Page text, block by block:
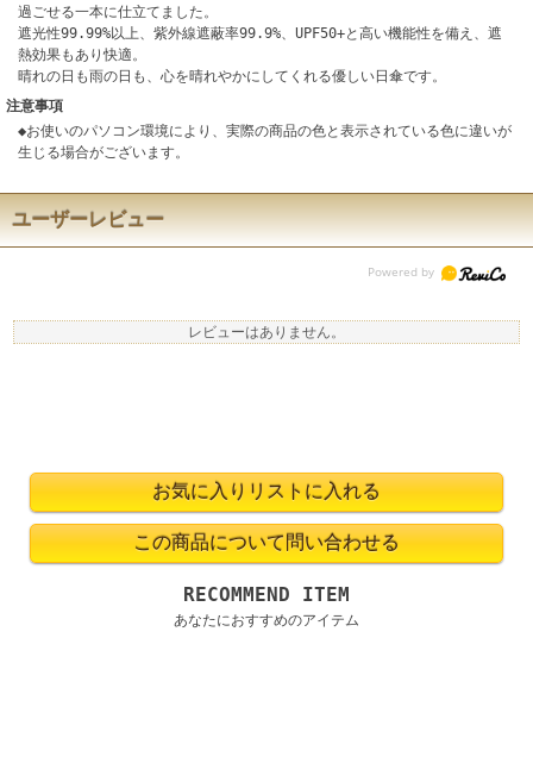
過ごせる一本に仕立てました。
遮光性99.99%以上、紫外線遮蔽率99.9%、UPF50+と高い機能性を備え、遮
熱効果もあり快適。
晴れの日も雨の日も、心を晴れやかにしてくれる優しい日傘です。
注意事項
◆お使いのパソコン環境により、実際の商品の色と表示されている色に違いが
生じる場合がございます。
ユーザーレビュー
レビューはありません。
RECOMMEND ITEM
あなたにおすすめのアイテム